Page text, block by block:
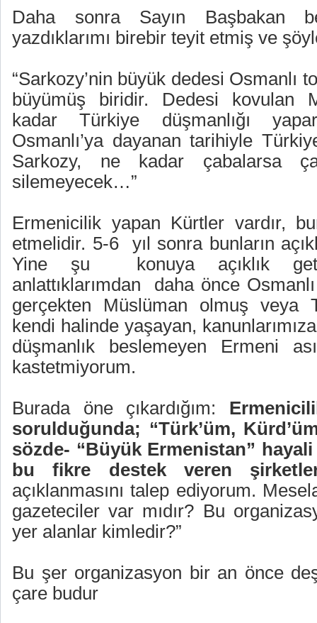
Daha sonra Sayın Başbakan
yazdıklarımı birebir teyit etmiş ve
“Sarkozy’nin büyük dedesi Osmanlı
büyümüş biridir. Dedesi kovulan
kadar Türkiye düşmanlığı
Osmanlı’ya dayanan tarihiyle
Sarkozy, ne kadar çabalarsa
silemeyecek…”
Ermenicilik yapan Kürtler vardır,
etmelidir. 5-6
yıl sonra bunların
Yine şu
konuya açıklık
anlattıklarımdan
daha önce
gerçekten Müslüman olmuş veya
kendi halinde yaşayan,
düşmanlık beslemeyen Ermeni
kastetmiyorum.
Burada öne çıkardığım:
sorulduğunda; “Türk’üm,
sözde- “Büyük Ermenistan”
bu fikre destek veren
açıklanmasını talep ediyorum.
gazeteciler var mıdır? Bu
yer alanlar kimledir?”
Bu şer organizasyon bir an önce
çare budur